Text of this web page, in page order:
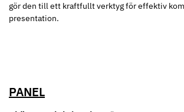
gör den till ett kraftfullt verktyg för effektiv
presentation.
PANEL